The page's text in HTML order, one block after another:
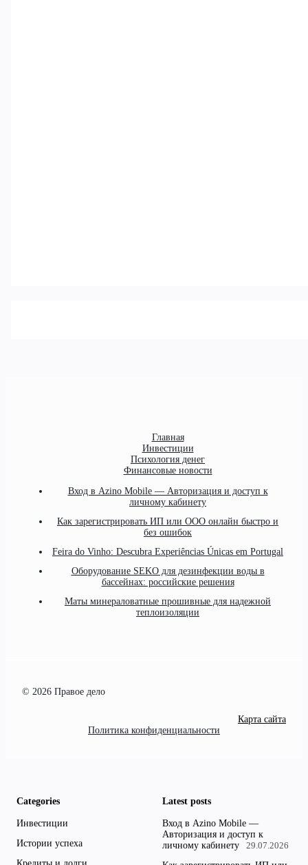
Главная
Инвестиции
Психология денег
Финансовые новости
Вход в Azino Mobile — Авторизация и доступ к
личному кабинету
Как зарегистрировать ИП или ООО онлайн быстро и
без ошибок
Feira do Vinho: Descubra Experiências Únicas em Portugal
Оборудование SEKO для дезинфекции воды в
бассейнах: российские решения
Маты минераловатные прошивные для надежной
теплоизоляции
© 2026 Правое дело
Карта сайта
Политика конфиденциальности
Categories
Инвестиции
Истории успеха
Latest posts
Вход в Azino Mobile —
Авторизация и доступ к
личному кабинету
29.07.2026